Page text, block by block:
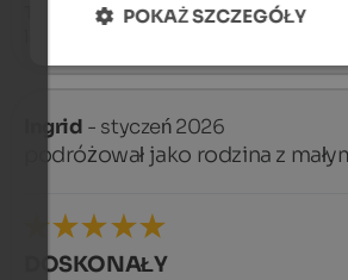
The apartment was modern and
Ingrid - styczeń 2026
podróżował jako rodzina z
DOSKONAŁY
POKAŻ SZCZEGÓŁY